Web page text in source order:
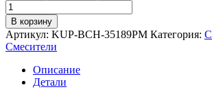
В корзину
Артикул: KUP-BCH-35189PM Категория:
Смесители
Описание
Детали